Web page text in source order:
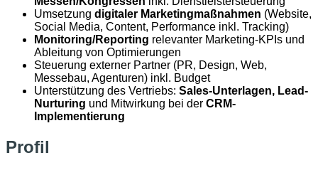
Umsetzung digitaler Marketingmaßnahmen (Website,
Social Media, Content, Performance inkl. Tracking)
Monitoring/Reporting relevanter Marketing-KPIs und
Ableitung von Optimierungen
Steuerung externer Partner (PR, Design, Web,
Messebau, Agenturen) inkl. Budget
Unterstützung des Vertriebs: Sales-Unterlagen, Lead-
Nurturing und Mitwirkung bei der CRM-
Implementierung
Profil